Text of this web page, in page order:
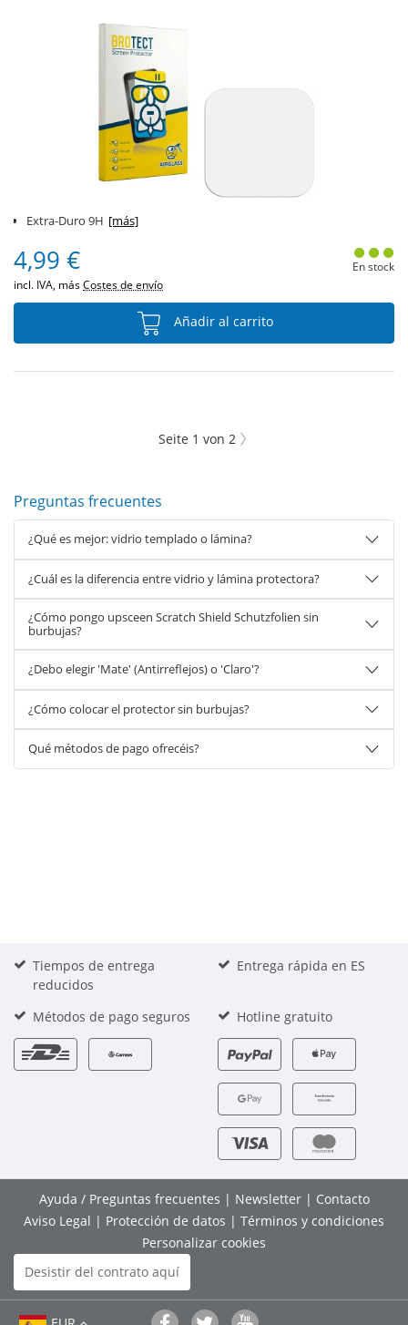
Extra-Duro 9H [más]
4,99 €
incl. IVA, másCostes de envío
En stock
Añadir al carrito
Seite 1 von 2
Preguntas frecuentes
¿Qué es mejor: vidrio templado o lámina?
¿Cuál es la diferencia entre vidrio y lámina protectora?
¿Cómo pongo upsceen Scratch Shield Schutzfolien sin
burbujas?
¿Debo elegir 'Mate' (Antirreflejos) o 'Claro'?
¿Cómo colocar el protector sin burbujas?
Qué métodos de pago ofrecéis?
Tiempos de entrega
reducidos
Entrega rápida en ES
Métodos de pago seguros Hotline gratuito
Ayuda / Preguntas frecuentes | Newsletter | Contacto
Aviso Legal | Protección de datos | Términos y condiciones
Personalizar cookies
Desistir del contrato aquí